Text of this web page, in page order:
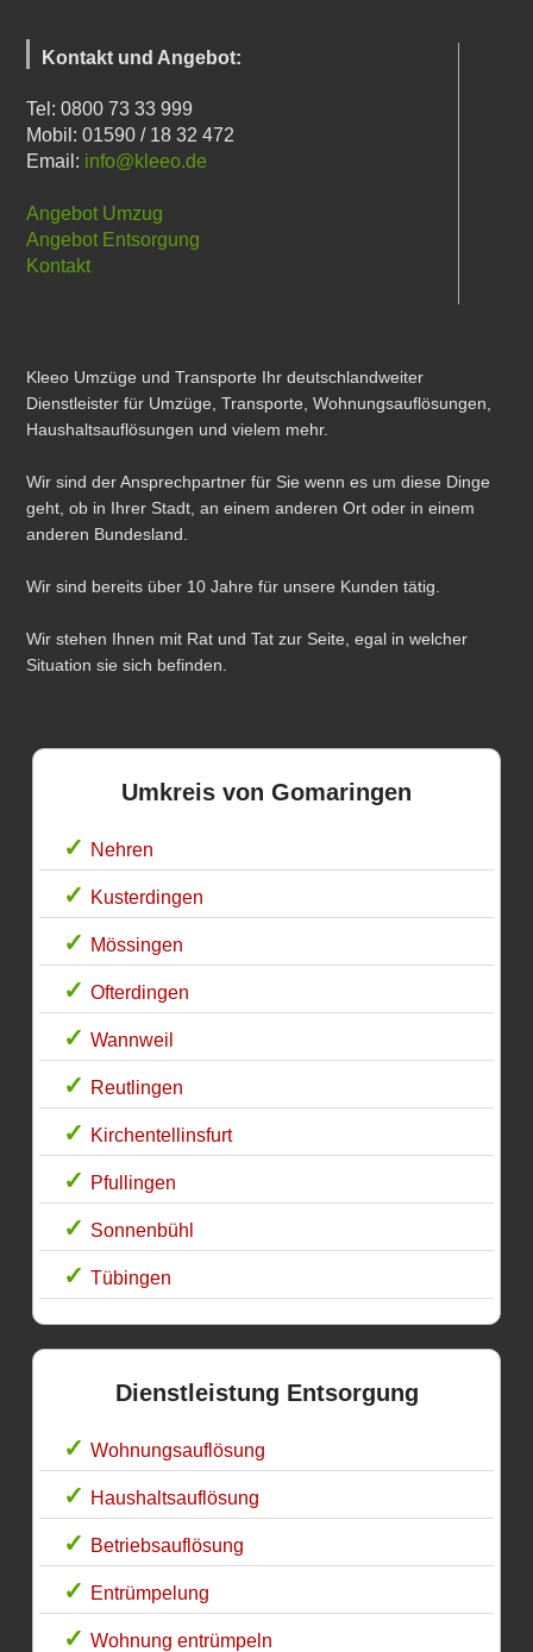
Kontakt und Angebot:
Tel: 0800 73 33 999
Mobil: 01590 / 18 32 472
Email: info@kleeo.de
Angebot Umzug
Angebot Entsorgung
Kontakt
Kleeo Umzüge und Transporte Ihr deutschlandweiter
Dienstleister für Umzüge, Transporte, Wohnungsauflösungen,
Haushaltsauflösungen und vielem mehr.
Wir sind der Ansprechpartner für Sie wenn es um diese Dinge
geht, ob in Ihrer Stadt, an einem anderen Ort oder in einem
anderen Bundesland.
Wir sind bereits über 10 Jahre für unsere Kunden tätig.
Wir stehen Ihnen mit Rat und Tat zur Seite, egal in welcher
Situation sie sich befinden.
Umkreis von Gomaringen
Nehren
Kusterdingen
Mössingen
Ofterdingen
Wannweil
Reutlingen
Kirchentellinsfurt
Pfullingen
Sonnenbühl
Tübingen
Dienstleistung Entsorgung
Wohnungsauflösung
Haushaltsauflösung
Betriebsauflösung
Entrümpelung
Wohnung entrümpeln